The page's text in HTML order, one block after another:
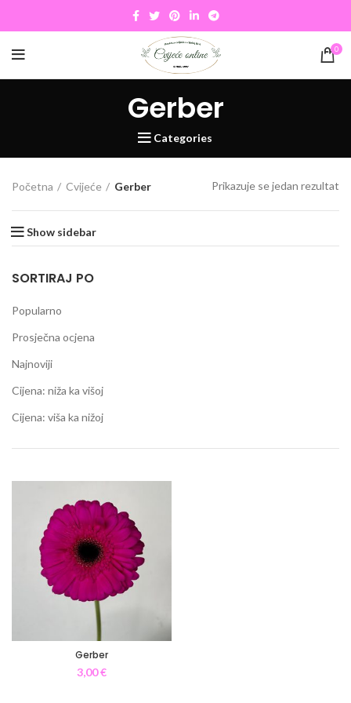
0
Gerber
Categories
Početna Cvijeće Gerber Prikazuje se jedan rezultat
Show sidebar
SORTIRAJ PO
Popularno
Prosječna ocjena
Najnoviji
Cijena: niža ka višoj
Cijena: viša ka nižoj
Gerber
3,00€